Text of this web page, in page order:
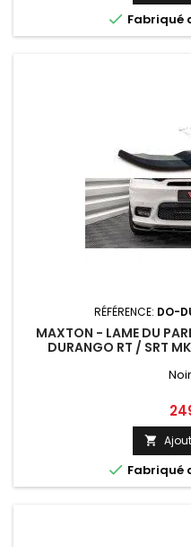
 Fabriqué
RÉFÉRENCE: DO-
MAXTON - LAME DU
DURANGO RT / SRT
Prix

 Fabriqué